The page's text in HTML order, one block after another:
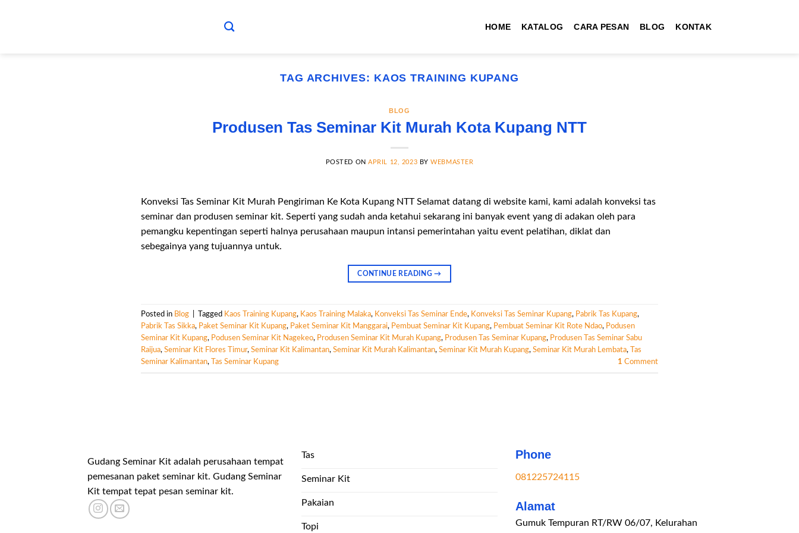
HOME KATALOG CARA PESAN BLOG KONTAK
TAG ARCHIVES: KAOS TRAINING KUPANG
BLOG
Produsen Tas Seminar Kit Murah Kota Kupang NTT
POSTED ONAPRIL 12, 2023 BYWEBMASTER
Konveksi Tas Seminar Kit Murah Pengiriman Ke Kota Kupang NTT Selamat datang di website kami, kami adalah konveksi tas
seminar dan produsen seminar kit. Seperti yang sudah anda ketahui sekarang ini banyak event yang di adakan oleh para
pemangku kepentingan seperti halnya perusahaan maupun intansi pemerintahan yaitu event pelatihan, diklat dan
sebegainya yang tujuannya untuk.
CONTINUE READING→
Posted in Blog Tagged Kaos Training Kupang, Kaos Training Malaka, Konveksi Tas Seminar Ende, Konveksi Tas Seminar Kupang, Pabrik Tas Kupang,
Pabrik Tas Sikka, Paket Seminar Kit Kupang, Paket Seminar Kit Manggarai, Pembuat Seminar Kit Kupang, Pembuat Seminar Kit Rote Ndao, Podusen
Seminar Kit Kupang, Podusen Seminar Kit Nagekeo, Produsen Seminar Kit Murah Kupang, Produsen Tas Seminar Kupang, Produsen Tas Seminar Sabu
Raijua, Seminar Kit Flores Timur, Seminar Kit Kalimantan, Seminar Kit Murah Kalimantan, Seminar Kit Murah Kupang, Seminar Kit Murah Lembata,
Tas
Seminar Kalimantan, Tas Seminar Kupang 1 Comment
Gudang Seminar Kit adalah perusahaan tempat
pemesanan paket seminar kit. Gudang Seminar
Kit tempat tepat pesan seminar kit.
Tas
Seminar Kit
Pakaian
Topi
Phone
081225724115
Alamat
Gumuk Tempuran RT/RW 06/07, Kelurahan